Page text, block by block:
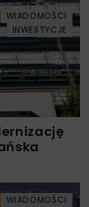
WIADOMOŚCI
INWESTYCJE
WIADOMOŚCI